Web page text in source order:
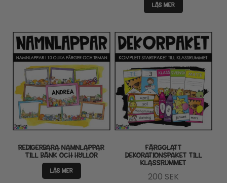
LÄS MER
REDIGERBARA NAMNLAPPAR
TILL BÄNK OCH HYLLOR
LÄS MER
FÄRGGLATT
DEKORATIONSPAKET TILL
KLASSRUMMET
200 SEK